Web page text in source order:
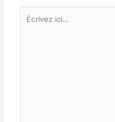
Écrivez